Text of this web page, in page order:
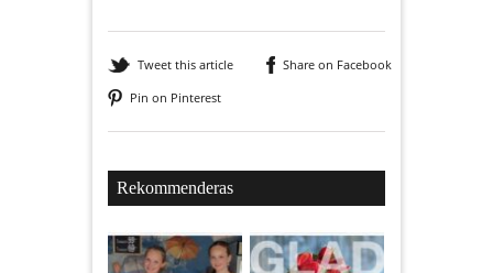
Tweet this article
Share on Facebook
Pin on Pinterest
Rekommenderas